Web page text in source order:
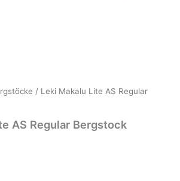
/ Leki Makalu Lite AS Regular
AS Regular Bergstock